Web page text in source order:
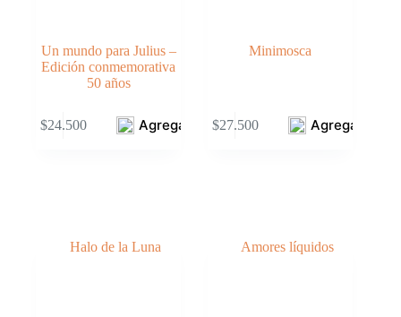
Un mundo para Julius –
Edición conmemorativa
50 años
$24.500 Agregar
Minimosca
$27.500 Agregar